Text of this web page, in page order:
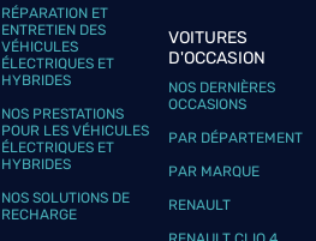
RÉPARATION ET
ENTRETIEN DES
VÉHICULES
ÉLECTRIQUES ET
HYBRIDES
NOS PRESTATIONS
POUR LES VÉHICULES
ÉLECTRIQUES ET
HYBRIDES
NOS SOLUTIONS DE
RECHARGE
VOITURES
D'OCCASION
NOS DERNIÈRES
OCCASIONS
PAR DÉPARTEMENT
PAR MARQUE
RENAULT